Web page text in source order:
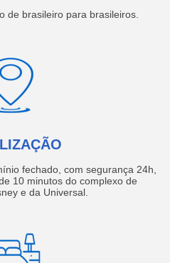
de brasileiro para brasileiros.
fechado, com segurança 24h,
10 minutos do complexo de
e da Universal.